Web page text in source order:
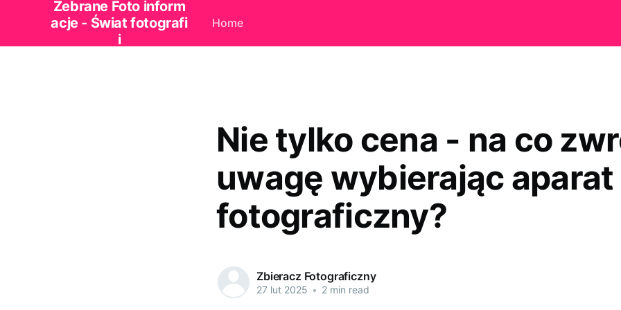
Zebrane Foto inform
acje - Świat fotografi
i
Home
Nie tylko cena - na co
uwagę wybierając aparat
fotograficzny?
Zbieracz Fotograficzny
27 lut 2025 • 2 min read